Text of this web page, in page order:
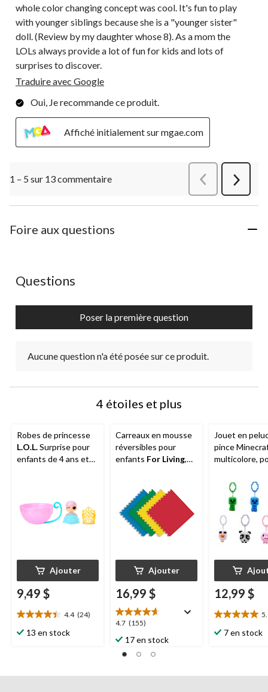
whole color changing concept was cool. It's fun to play
with younger siblings because she is a "younger sister"
doll. (Review by my daughter whose 8). As a mom the
LOLs always provide a lot of fun for kids and lots of
surprises to discover.
Traduire avec Google
Oui, Je recommande ce produit.
Affiché initialement sur mgae.com
1 – 5 sur 13 commentaire
Suivant
Foire aux questions
Aucune question n'a été posée sur ce produit.
Questions
Poser la première question
Aucune question n'a été posée sur ce produit.
4 étoiles et plus
Robes de princesse
L.O.L.Surprise pour
enfants de 4 ans et
Ajouter
9,49 $
4.4 (24)
4.4
étoile(s)
évaluations
13 en stock
Carreaux en mousse
réversibles pour
enfants For Living,
Ajouter
16,99 $
4.7 (155)
4.7
étoile(s)
sur
5.
17 en stock
Jouet en
pince
multicolore,
surprise
12,99 $
5.0
étoile(s)
évaluation
7 en stock